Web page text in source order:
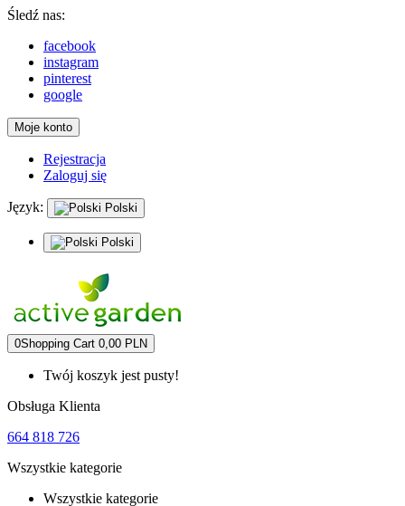
Śledź nas:
facebook
instagram
pinterest
google
Moje konto
Rejestracja
Zaloguj się
Język: Polski
Polski
0Shopping Cart 0,00 PLN
Twój koszyk jest pusty!
Obsługa Klienta
664 818 726
Wszystkie kategorie
Wszystkie kategorie